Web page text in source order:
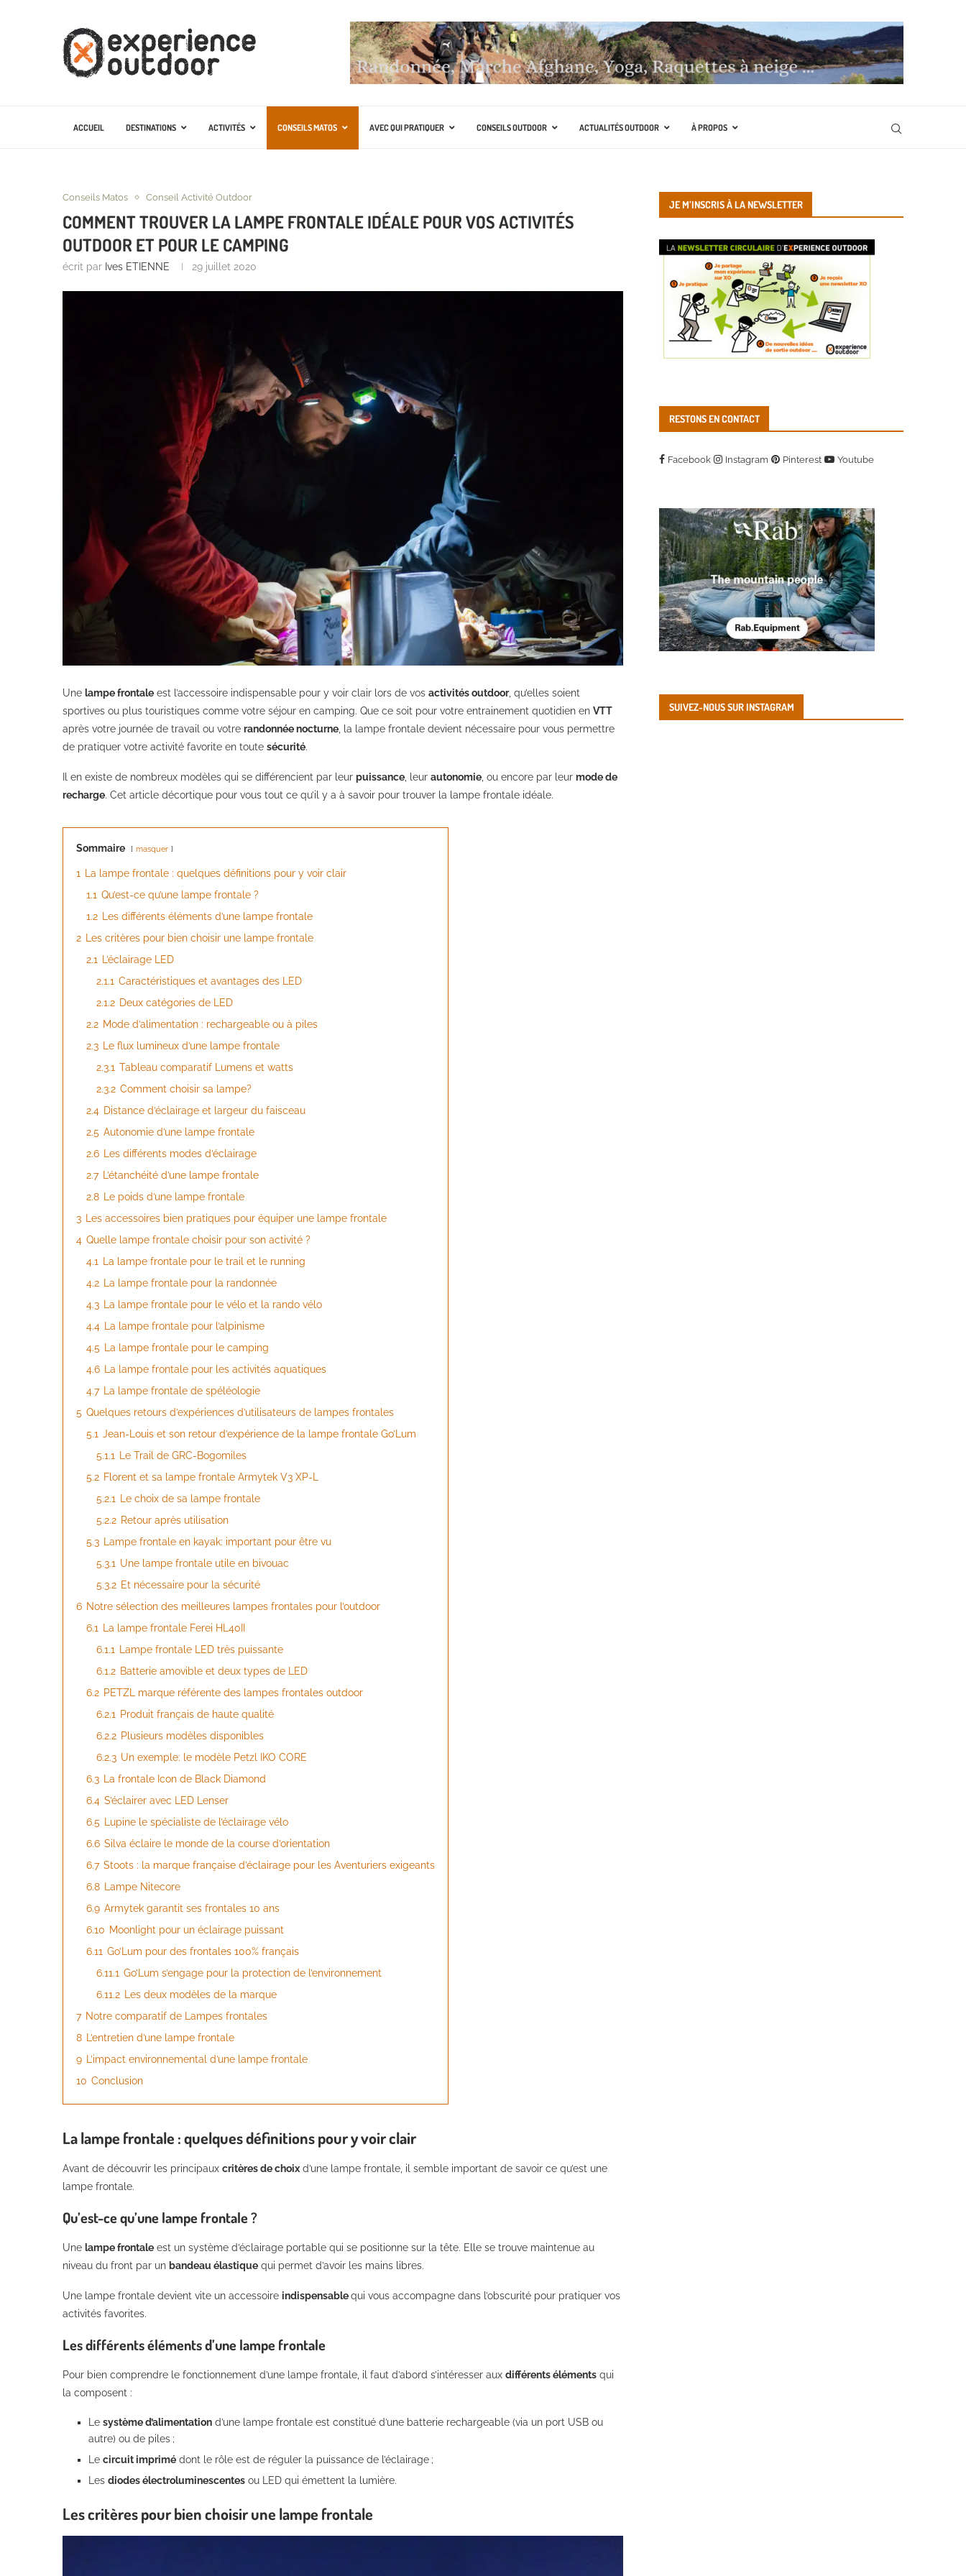
ACCUEIL DESTINATIONS ACTIVITÉS CONSEILS MATOS AVEC QUI PRATIQUER CONSEILS OUTDOOR ACTUALITÉS OUTDOOR À PROPOS
Conseils Matos Conseil Activité Outdoor
COMMENT TROUVER LA LAMPE FRONTALE IDÉALE POUR VOS ACTIVITÉS
OUTDOOR ET POUR LE CAMPING
écrit par Ives ETIENNE 29 juillet 2020
Une lampe frontale est l’accessoire indispensable pour y voir clair lors de vos activités outdoor, qu’elles soient
sportives ou plus touristiques comme votre séjour en camping. Que ce soit pour votre entrainement quotidien en VTT
après votre journée de travail ou votre randonnée nocturne , la lampe frontale devient nécessaire pour vous permettre
de pratiquer votre activité favorite en toute sécurité.
Il en existe de nombreux modèles qui se différencient par leur puissance , leur autonomie , ou encore par leur mode de
recharge. Cet article décortique pour vous tout ce qu’il y a à savoir pour trouver la lampe frontale idéale.
Sommaire masquer
1
La lampe frontale : quelques définitions pour y voir clair
1.1 Qu’est-ce qu’une lampe frontale ?
1.2
Les différents éléments d’une lampe frontale
2
Les critères pour bien choisir une lampe frontale
2.1
L’éclairage LED
2.1.1 Caractéristiques et avantages des LED
2.1.2 Deux catégories de LED
2.2 Mode d’alimentation : rechargeable ou à piles
2.3
Le flux lumineux d’une lampe frontale
2.3.1 Tableau comparatif Lumens et watts
2.3.2 Comment choisir sa lampe?
2.4 Distance d’éclairage et largeur du faisceau
2.5 Autonomie d’une lampe frontale
2.6
Les différents modes d’éclairage
2.7
L’étanchéité d’une lampe frontale
2.8
Le poids d’une lampe frontale
3
Les accessoires bien pratiques pour équiper une lampe frontale
4 Quelle lampe frontale choisir pour son activité ?
4.1
La lampe frontale pour le trail et le running
4.2
La lampe frontale pour la randonnée
4.3
La lampe frontale pour le vélo et la rando vélo
4.4
La lampe frontale pour l’alpinisme
4.5
La lampe frontale pour le camping
4.6
La lampe frontale pour les activités aquatiques
4.7
La lampe frontale de spéléologie
5 Quelques retours d’expériences d’utilisateurs de lampes frontales
5.1 Jean-Louis et son retour d’expérience de la lampe frontale Go’Lum
5.1.1
Le Trail de GRC-Bogomiles
5.2 Florent et sa lampe frontale Armytek V3 XP-L
5.2.1
Le choix de sa lampe frontale
5.2.2 Retour après utilisation
5.3
Lampe frontale en kayak: important pour être vu
5.3.1 Une lampe frontale utile en bivouac
5.3.2 Et nécessaire pour la sécurité
6 Notre sélection des meilleures lampes frontales pour l’outdoor
6.1
La lampe frontale Ferei HL40II
6.1.1
Lampe frontale LED très puissante
6.1.2 Batterie amovible et deux types de LED
6.2 PETZL marque référente des lampes frontales outdoor
6.2.1
Produit français de haute qualité
6.2.2 Plusieurs modèles disponibles
6.2.3 Un exemple: le modèle Petzl IKO CORE
6.3
La frontale Icon de Black Diamond
6.4 S’éclairer avec LED Lenser
6.5
Lupine le spécialiste de l’éclairage vélo
6.6 Silva éclaire le monde de la course d’orientation
6.7 Stoots : la marque française d’éclairage pour les Aventuriers exigeants
6.8
Lampe Nitecore
6.9 Armytek garantit ses frontales 10 ans
6.10 Moonlight pour un éclairage puissant
6.11 Go’Lum pour des frontales 100% français
6.11.1 Go’Lum s’engage pour la protection de l’environnement
6.11.2
Les deux modèles de la marque
7 Notre comparatif de Lampes frontales
8
L’entretien d’une lampe frontale
9
L’impact environnemental d’une lampe frontale
10 Conclusion
La lampe frontale : quelques définitions pour y voir clair
Avant de découvrir les principaux critères de choix d’une lampe frontale, il semble important de savoir ce qu’est une
lampe frontale.
Qu’est-ce qu’une lampe frontale ?
Une lampe frontale est un système d’éclairage portable qui se positionne sur la tête. Elle se trouve maintenue au
niveau du front par un bandeau élastique qui permet d’avoir les mains libres.
Une lampe frontale devient vite un accessoire indispensablequi vous accompagne dans l’obscurité pour pratiquer vos
activités favorites.
Les différents éléments d’une lampe frontale
Pour bien comprendre le fonctionnement d’une lampe frontale, il faut d’abord s’intéresser aux différents éléments qui
la composent :
Le système d’alimentation d’une lampe frontale est constitué d’une batterie rechargeable (via un port USB ou
autre) ou de piles ;
Le circuit imprimé dont le rôle est de réguler la puissance de l’éclairage ;
Les diodes électroluminescentes ou LED qui émettent la lumière.
Les critères pour bien choisir une lampe frontale
JE M’INSCRIS À LA NEWSLETTER
RESTONS EN CONTACT
Facebook Instagram Pinterest Youtube
SUIVEZ-NOUS SUR INSTAGRAM